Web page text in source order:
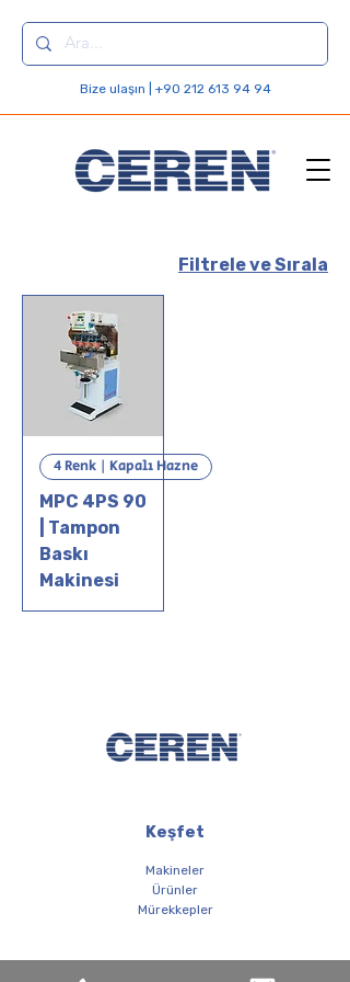
Bize ulaşın | +90 212 613 94 94
Filtrele ve Sırala
4 Renk | Kapalı Hazne
MPC 4PS 90
| Tampon
Baskı
Makinesi
Keşfet
Makineler
Ürünler
Mürekkepler